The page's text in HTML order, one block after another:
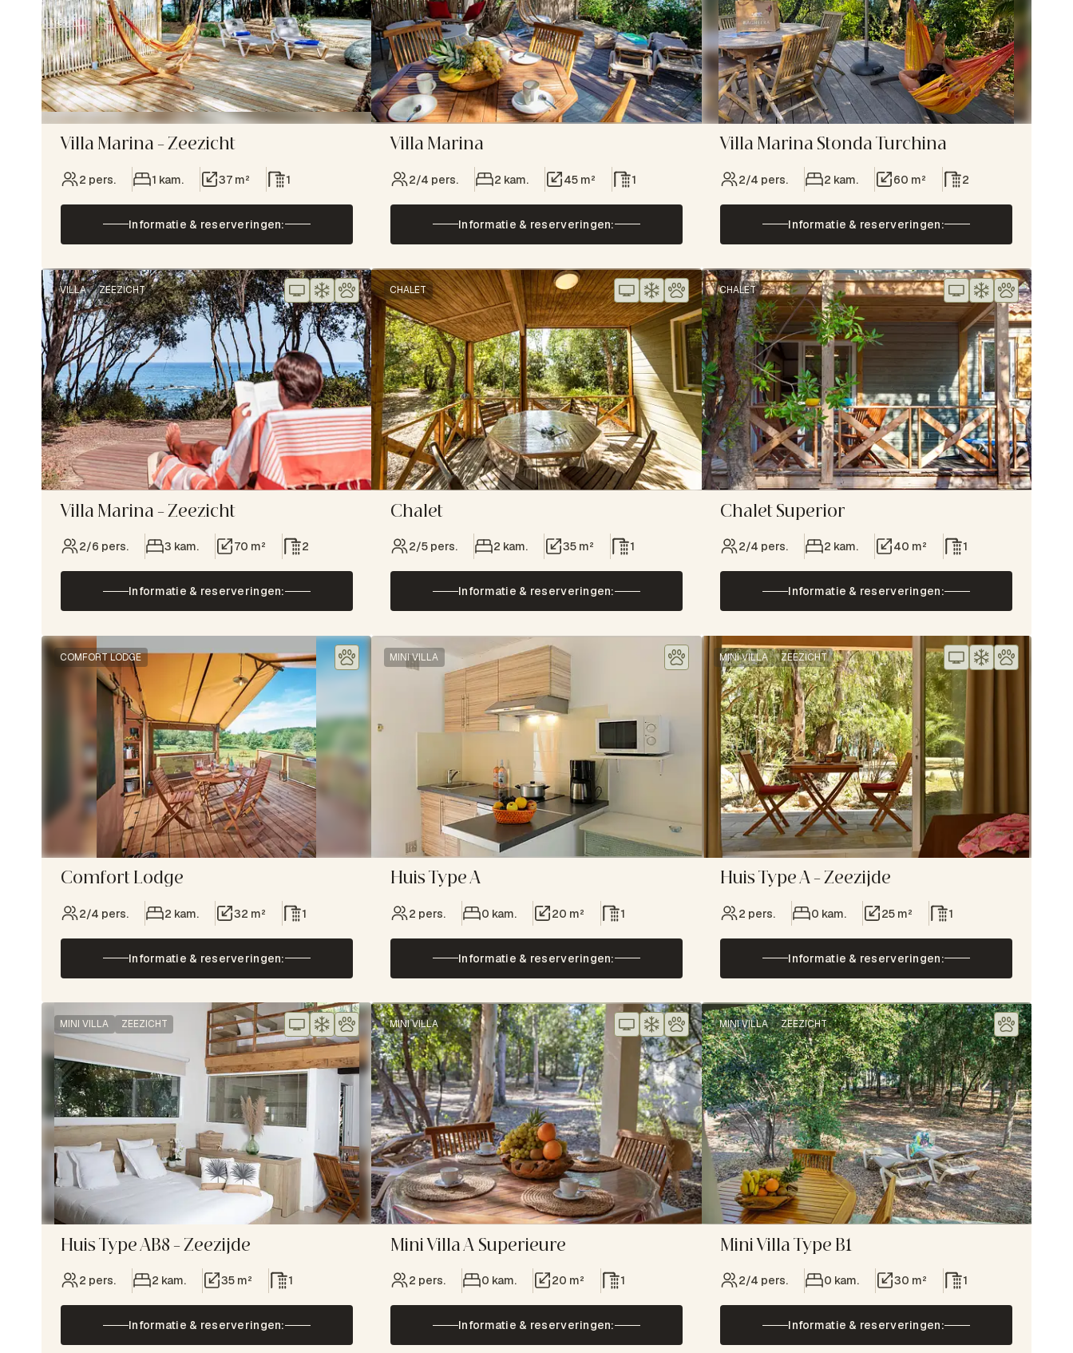
Villa Marina – Zeezicht
2 pers. 1 kam. 37 m² 1
Informatie & reserveringen:
Villa Marina
2/4 pers. 2 kam. 45 m² 1
Informatie & reserveringen:
Villa Marina Stonda Turchina
2/4 pers. 2 kam. 60 m² 2
Informatie & reserveringen:
VILLA ZEEZICHT
Villa Marina – Zeezicht
2/6 pers. 3 kam. 70 m² 2
Informatie & reserveringen:
CHALET
Chalet
2/5 pers. 2 kam. 35 m² 1
Informatie & reserveringen:
CHALET
Chalet Superior
2/4 pers. 2 kam. 40 m² 1
Informatie & reserveringen:
COMFORT LODGE
Comfort Lodge
2/4 pers. 2 kam. 32 m² 1
Informatie & reserveringen:
MINI VILLA
Huis Type A
2 pers. 0 kam. 20 m² 1
Informatie & reserveringen:
MINI VILLA ZEEZICHT
Huis Type A – Zeezijde
2 pers. 0 kam. 25 m² 1
Informatie & reserveringen:
MINI VILLA ZEEZICHT
Huis Type AB8 – Zeezijde
2 pers. 2 kam. 35 m² 1
Informatie & reserveringen:
MINI VILLA
Mini Villa A Superieure
2 pers. 0 kam. 20 m² 1
Informatie & reserveringen:
MINI VILLA ZEEZICHT
Mini Villa Type B1
2/4 pers. 0 kam. 30 m² 1
Informatie & reserveringen: